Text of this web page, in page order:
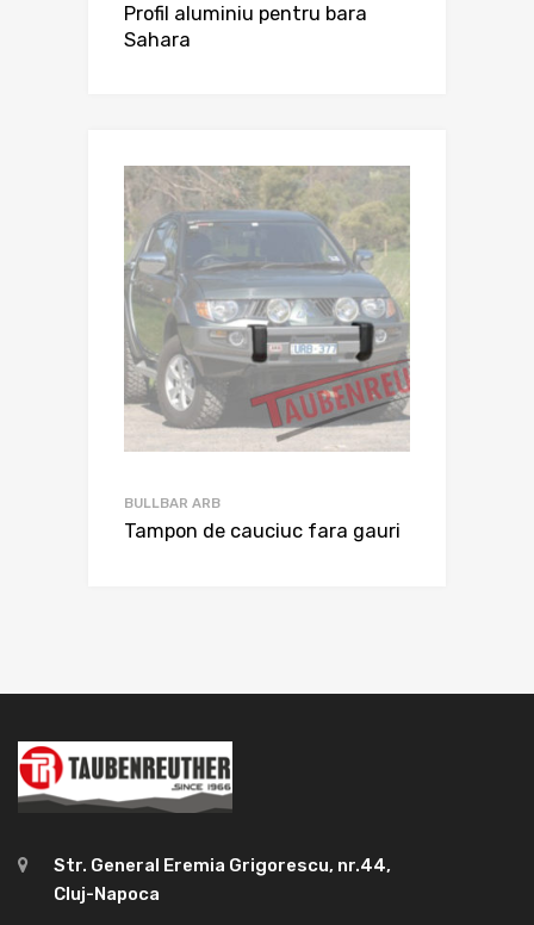
Profil aluminiu pentru bara
Sahara
BULLBAR ARB
Tampon de cauciuc fara gauri
Str. General Eremia Grigorescu, nr.44,
Cluj-Napoca